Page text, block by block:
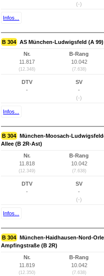
(-)
Infos...
B 304 AS München-Ludwigsfeld (A
Nr.
11.817
(12.348)
B-Rang
10.042
(7.638)
DTV
-
SV
-
(-)
Infos...
B 304 München-Moosach-
Allee (B 2R-Ast)
Nr.
11.818
(12.349)
B-Rang
10.042
(7.638)
DTV
-
SV
-
(-)
Infos...
B 304 München-Haidhausen-Nord-
Ampfingstraße (B 2R)
Nr.
11.819
(12.350)
B-Rang
10.042
(7.638)